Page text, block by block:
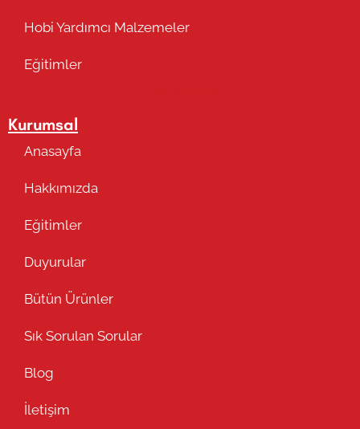
Hobi Yardımcı Malzemeler
Eğitimler
Kurumsal
Anasayfa
Hakkımızda
Eğitimler
Duyurular
Bütün Ürünler
Sık Sorulan Sorular
Blog
İletişim